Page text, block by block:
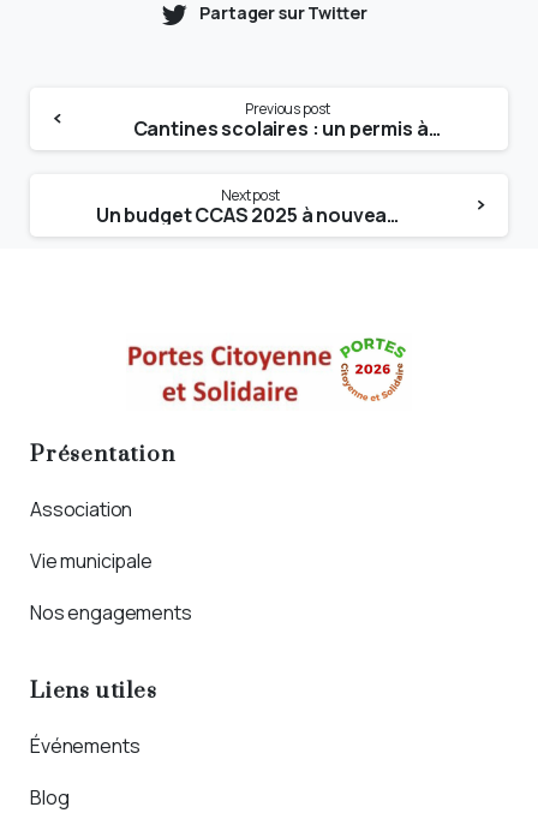
Partager sur Twitter
Previous post
Cantines scolaires : un permis à poing ?
Next post
Un budget CCAS 2025 à nouveau peau de chagrin !
Présentation
Association
Vie municipale
Nos engagements
Liens utiles
Événements
Blog